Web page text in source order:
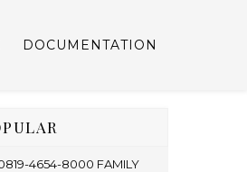
DOCUMENTATION
4654-8000 FAMILY